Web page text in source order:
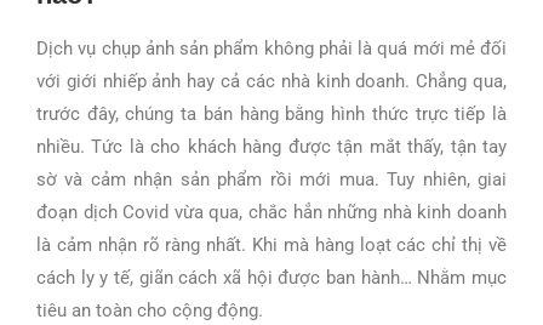
Dịch vụ chụp ảnh sản phẩm không phải là quá mới mẻ đối
với giới nhiếp ảnh hay cả các nhà kinh doanh. Chẳng qua,
trước đây, chúng ta bán hàng bằng hình thức trực tiếp là
nhiều. Tức là cho khách hàng được tận mắt thấy, tận tay
sờ và cảm nhận sản phẩm rồi mới mua. Tuy nhiên, giai
đoạn dịch Covid vừa qua, chắc hẳn những nhà kinh doanh
là cảm nhận rõ ràng nhất. Khi mà hàng loạt các chỉ thị về
cách ly y tế, giãn cách xã hội được ban hành… Nhằm mục
tiêu an toàn cho cộng động.